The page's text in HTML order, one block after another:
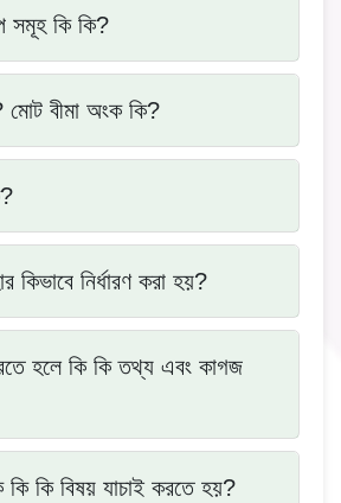
সমূহ কি কি?
মোট বীমা অংক কি?
কিভাবে নির্ধারণ করা হয়?
হলে কি কি তথ্য এবং কাগজ
কি কি বিষয় যাচাই করতে হয়?